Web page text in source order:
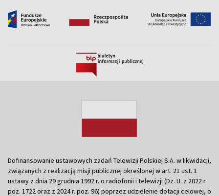
Dofinansowanie ustawowych zadań Telewizji Polskiej S.A. w likwidacji,
związanych z realizacją misji publicznej określonej w art. 21 ust. 1
ustawy z dnia 29 grudnia 1992 r. o radiofonii i telewizji (Dz. U. z 2022 r.
poz. 1722 oraz z 2024 r. poz. 96) poprzez udzielenie dotacji celowej, o